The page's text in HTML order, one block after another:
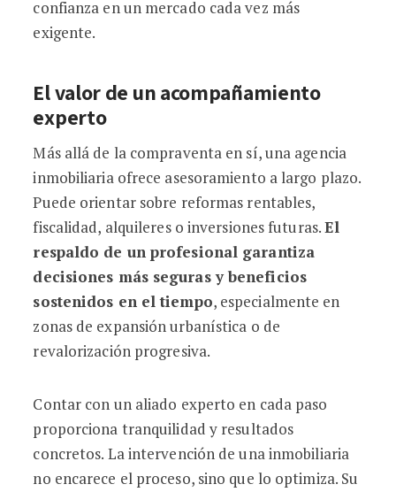
confianza en un mercado cada vez más
exigente.
El valor de un acompañamiento
experto
Más allá de la compraventa en sí, una agencia
inmobiliaria ofrece asesoramiento a largo plazo.
Puede orientar sobre reformas rentables,
fiscalidad, alquileres o inversiones futuras.El
respaldo de un profesional garantiza
decisiones más seguras y beneficios
sostenidos en el tiempo, especialmente en
zonas de expansión urbanística o de
revalorización progresiva.
Contar con un aliado experto en cada paso
proporciona tranquilidad y resultados
concretos. La intervención de una inmobiliaria
no encarece el proceso, sino que lo optimiza. Su